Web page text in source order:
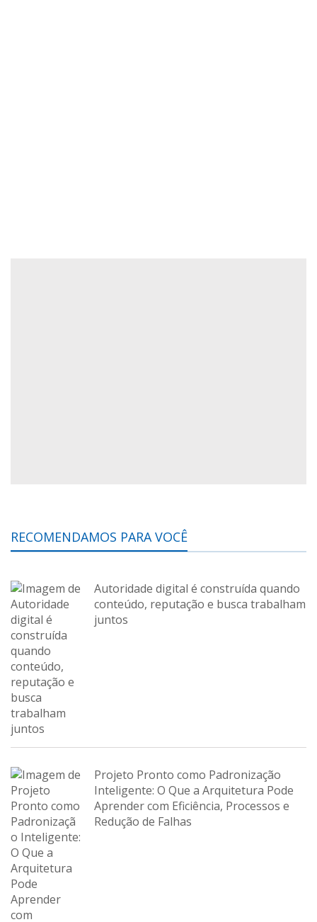
RECOMENDAMOS PARA VOCÊ
Autoridade digital é construída quando
conteúdo, reputação e busca trabalham
juntos
Projeto Pronto como Padronização
Inteligente: O Que a Arquitetura Pode
Aprender com Eficiência, Processos e
Redução de Falhas